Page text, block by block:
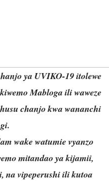
ya UVIKO-19 itolewe
Mabloga ili waweze
chanjo kwa wananchi
wake watumie vyanzo
mitandao ya kijamii,
na vipeperushi ili kutoa